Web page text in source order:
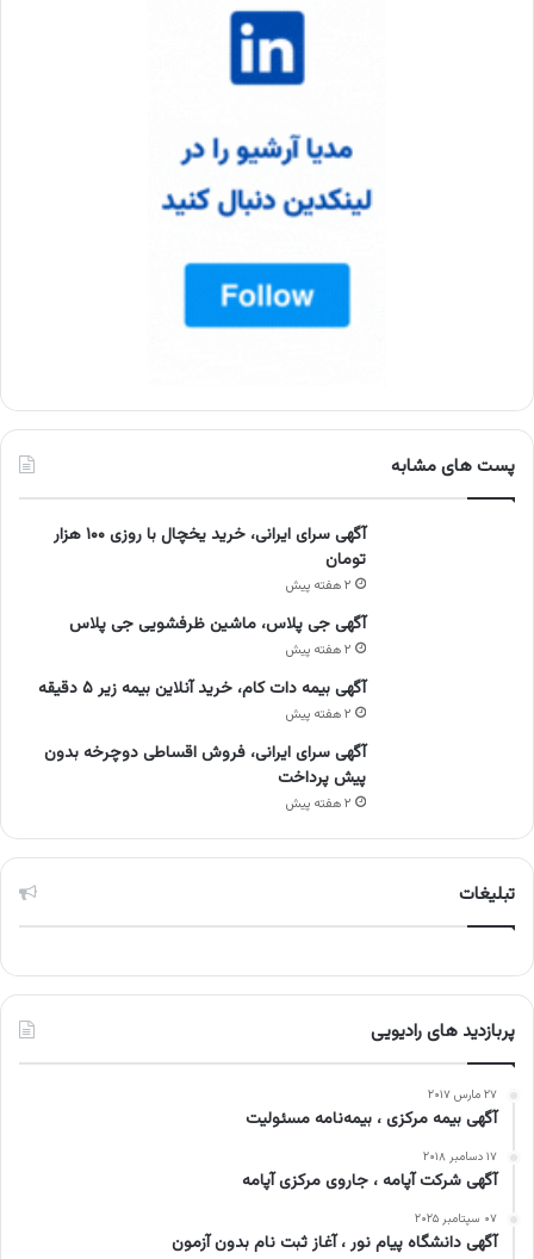
پست های مشابه
آگهی سرای ایرانی، خرید یخچال با روزی ۱۰۰ هزار
تومان
۲ هفته پیش
آگهی جی پلاس، ماشین ظرفشویی جی پلاس
۲ هفته پیش
آگهی بیمه دات کام، خرید آنلاین بیمه زیر ۵ دقیقه
۲ هفته پیش
آگهی سرای ایرانی، فروش اقساطی دوچرخه بدون
پیش پرداخت
۲ هفته پیش
تبلیغات
پربازدید های رادیویی
۲۷ مارس ۲۰۱۷
آگهی بیمه مرکزی ، بیمه‌نامه مسئولیت
۱۷ دسامبر ۲۰۱۸
آگهی شرکت آپامه ، جاروی مرکزی آپامه
۰۷ سپتامبر ۲۰۲۵
آگهی دانشگاه پیام نور ، آغاز ثبت نام بدون آزمون